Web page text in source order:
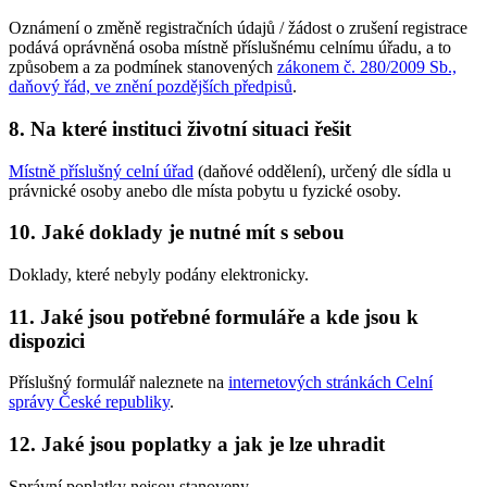
Oznámení o změně registračních údajů / žádost o zrušení registrace
podává oprávněná osoba místně příslušnému celnímu úřadu, a to
způsobem a za podmínek stanovených zákonem č. 280/2009 Sb.,
daňový řád, ve znění pozdějších předpisů.
8. Na které instituci životní situaci řešit
Místně příslušný celní úřad (daňové oddělení), určený dle sídla u
právnické osoby anebo dle místa pobytu u fyzické osoby.
10. Jaké doklady je nutné mít s sebou
Doklady, které nebyly podány elektronicky.
11. Jaké jsou potřebné formuláře a kde jsou k
dispozici
Příslušný formulář naleznete na internetových stránkách Celní
správy České republiky.
12. Jaké jsou poplatky a jak je lze uhradit